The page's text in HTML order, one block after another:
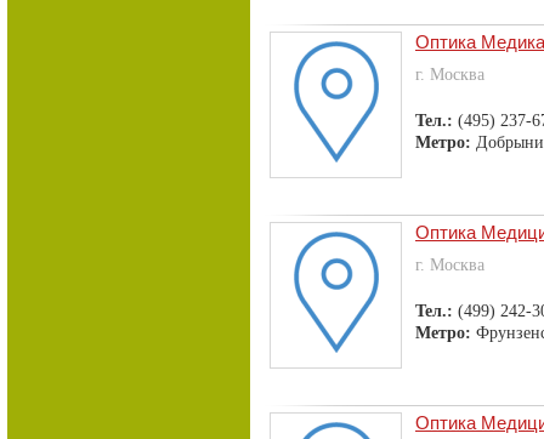
Оптика
г. Москва
Тел.: (495) 237-
Метро:
Оптика
г. Москва
Тел.: (499) 242-
Метро:
Оптика